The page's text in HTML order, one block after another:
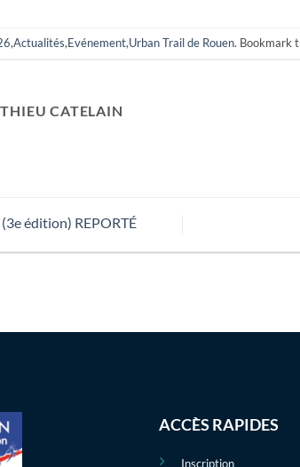
,Actualités,Evénement,Urban Trail de Rouen. Bookmark
CATELAIN
édition) REPORTÉ
ACCÈS RAPIDES
Inscription